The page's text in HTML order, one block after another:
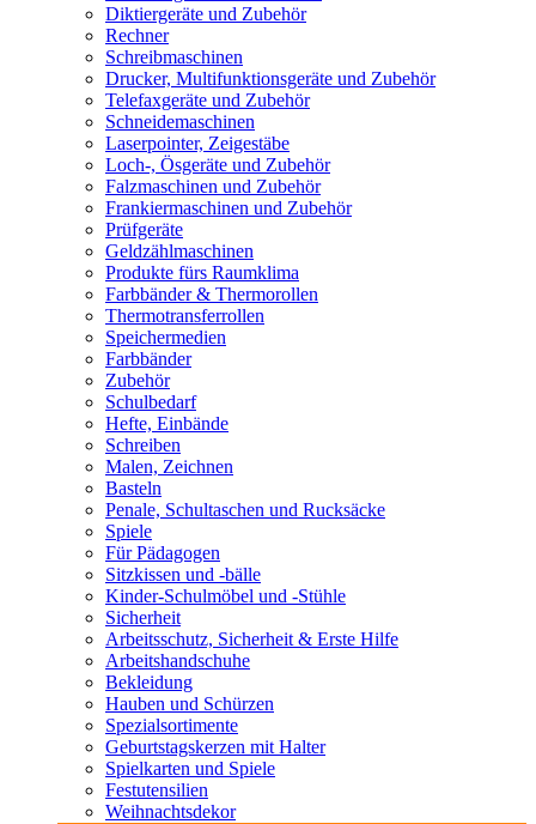
Diktiergeräte und Zubehör
Rechner
Schreibmaschinen
Drucker, Multifunktionsgeräte und Zubehör
Telefaxgeräte und Zubehör
Schneidemaschinen
Laserpointer, Zeigestäbe
Loch-, Ösgeräte und Zubehör
Falzmaschinen und Zubehör
Frankiermaschinen und Zubehör
Prüfgeräte
Geldzählmaschinen
Produkte fürs Raumklima
Farbbänder & Thermorollen
Thermotransferrollen
Speichermedien
Farbbänder
Zubehör
Schulbedarf
Hefte, Einbände
Schreiben
Malen, Zeichnen
Basteln
Penale, Schultaschen und Rucksäcke
Spiele
Für Pädagogen
Sitzkissen und -bälle
Kinder-Schulmöbel und -Stühle
Sicherheit
Arbeitsschutz, Sicherheit & Erste Hilfe
Arbeitshandschuhe
Bekleidung
Hauben und Schürzen
Spezialsortimente
Geburtstagskerzen mit Halter
Spielkarten und Spiele
Festutensilien
Weihnachtsdekor